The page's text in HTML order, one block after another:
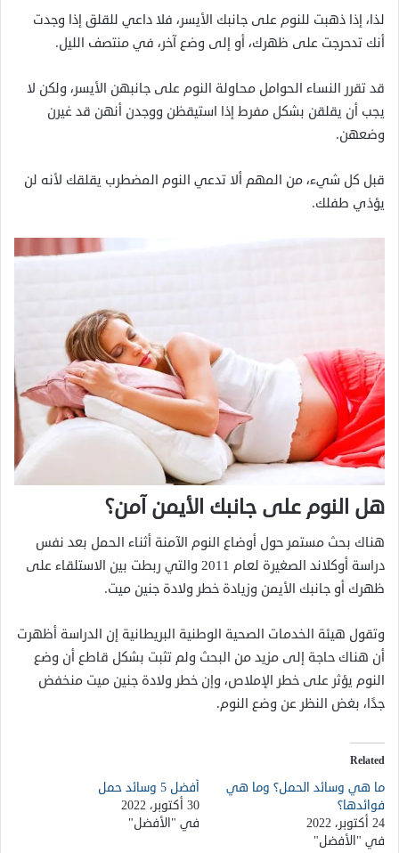
لذا، إذا ذهبت للنوم على جانبك الأيسر، فلا داعي للقلق إذا وجدت
أنك تدحرجت على ظهرك، أو إلى وضع آخر، في منتصف الليل.
قد تقرر النساء الحوامل محاولة النوم على جانبهن الأيسر، ولكن لا
يجب أن يقلقن بشكل مفرط إذا استيقظن ووجدن أنهن قد غيرن
وضعهن.
قبل كل شيء، من المهم ألا تدعي النوم المضطرب يقلقك لأنه لن
يؤذي طفلك.
هل النوم على جانبك الأيمن آمن؟
هناك بحث مستمر حول أوضاع النوم الآمنة أثناء الحمل بعد نفس
دراسة أوكلاند الصغيرة لعام 2011 والتي ربطت بين الاستلقاء على
ظهرك أو جانبك الأيمن وزيادة خطر ولادة جنين ميت.
وتقول هيئة الخدمات الصحية الوطنية البريطانية إن الدراسة أظهرت
أن هناك حاجة إلى مزيد من البحث ولم تثبت بشكل قاطع أن وضع
النوم يؤثر على خطر الإملاص، وإن خطر ولادة جنين ميت منخفض
جدًا، بغض النظر عن وضع النوم.
Related
ما هي وسائد الحمل؟ وما هي
فوائدها؟
24 أكتوبر، 2022
في "الأفضل"
أفضل 5 وسائد حمل
30 أكتوبر، 2022
في "الأفضل"